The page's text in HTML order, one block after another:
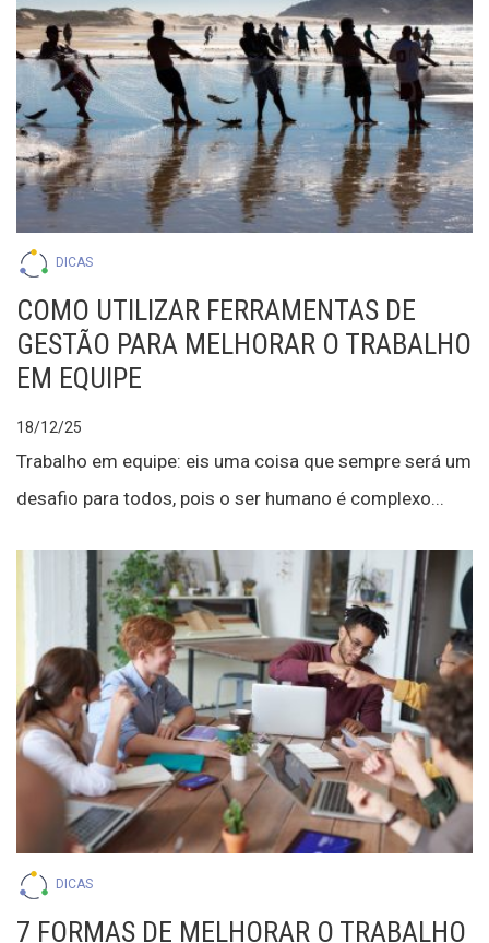
DICAS
COMO UTILIZAR FERRAMENTAS DE
GESTÃO PARA MELHORAR O TRABALHO
EM EQUIPE
18/12/25
Trabalho em equipe: eis uma coisa que sempre será um
desafio para todos, pois o ser humano é complexo...
DICAS
7 FORMAS DE MELHORAR O TRABALHO